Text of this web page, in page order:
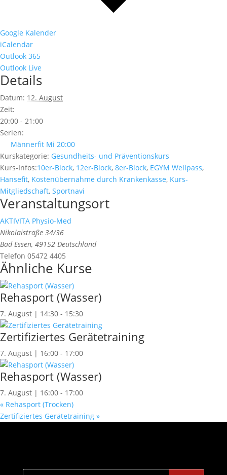
Google Kalender
iCalendar
Outlook 365
Outlook Live
Details
Datum: 12. August
Zeit:
20:00 - 21:00
Serien:
Männerfit Mi 20:00
Kurskategorie: Gesundheits- und Präventionskurs
Kurs-Infos:10er-Block, 12er-Block, 8er-Block, EGYM Wellpass,
Hansefit, Kostenübernahme durch Krankenkasse, Kurs-
Mitgliedschaft, Sportnavi
Veranstaltungsort
AKTIVITA Physio-Med
Nikolaistraße 34/36
Bad Essen, 49152 Deutschland
Telefon 05472 4405
Ähnliche Kurse
Rehasport (Wasser)
7. August | 14:30 - 15:30
Zertifiziertes Gerätetraining
7. August | 16:00 - 17:00
Rehasport (Wasser)
7. August | 16:00 - 17:00
« Rehasport (Trocken)
Zertifiziertes Gerätetraining »